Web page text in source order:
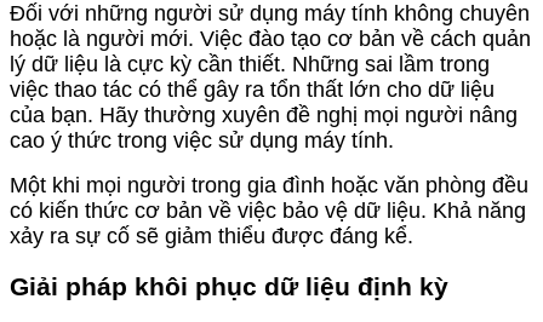
Đối với những người sử dụng máy tính không chuyên
hoặc là người mới. Việc đào tạo cơ bản về cách quản
lý dữ liệu là cực kỳ cần thiết. Những sai lầm trong
việc thao tác có thể gây ra tổn thất lớn cho dữ liệu
của bạn. Hãy thường xuyên đề nghị mọi người nâng
cao ý thức trong việc sử dụng máy tính.
Một khi mọi người trong gia đình hoặc văn phòng đều
có kiến thức cơ bản về việc bảo vệ dữ liệu. Khả năng
xảy ra sự cố sẽ giảm thiểu được đáng kể.
Giải pháp khôi phục dữ liệu định kỳ